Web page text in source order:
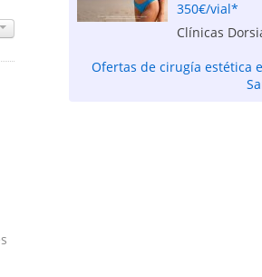
350€/vial*
Clínicas
Ofertas de cirugía estética